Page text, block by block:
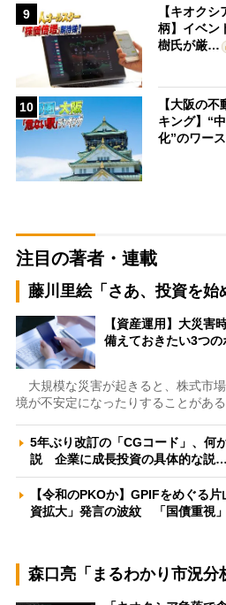
9
【キオク
柄】イベン
樹氏が厳…
10
【大阪の
キング】“
化”のワー
注目の著者・連載
藤川里絵「さあ、投資を始
【資産運用】大災害
備えておきたい3つ
大規模な災害が起きると、株式市
境が不安定になったりすることがあ
5年ぶり改訂の「CGコード」、何
説 企業に成長投資の具体的な説…
【令和のPKOか】GPIFをめぐる
資拡大」発言の波紋 「国債重視
森口亮「まるわかり市況分